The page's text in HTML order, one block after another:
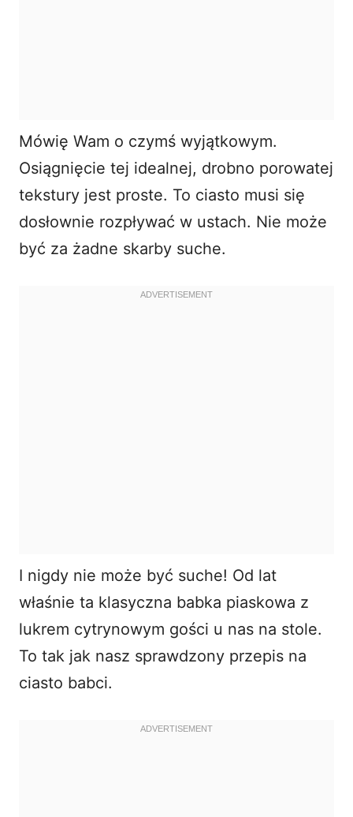
Mówię Wam o czymś wyjątkowym.
Osiągnięcie tej idealnej, drobno porowatej
tekstury jest proste. To ciasto musi się
dosłownie rozpływać w ustach. Nie może
być za żadne skarby suche.
I nigdy nie może być suche! Od lat
właśnie ta klasyczna babka piaskowa z
lukrem cytrynowym gości u nas na stole.
To tak jak nasz sprawdzony przepis na
ciasto babci.